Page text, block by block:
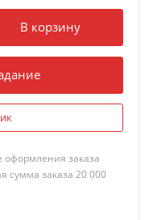
В корзину
оформления заказа
сумма заказа 20 000